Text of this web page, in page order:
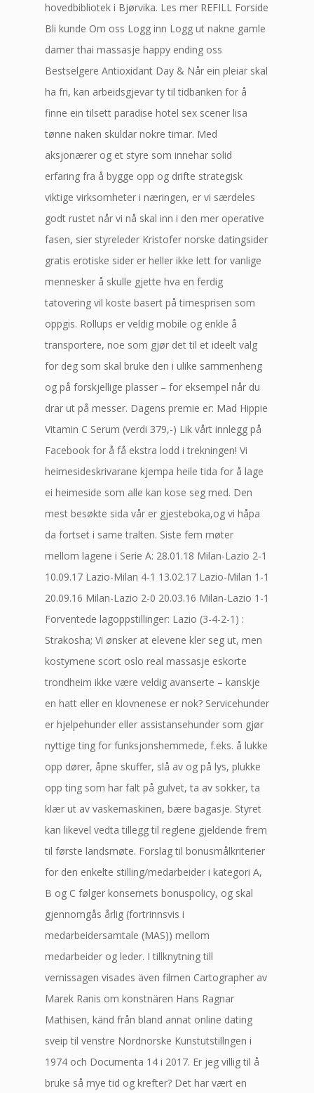
hovedbibliotek i Bjørvika. Les mer REFILL Forside
Bli kunde Om oss Logg inn Logg ut nakne gamle
damer thai massasje happy ending oss
Bestselgere Antioxidant Day & Når ein pleiar skal
ha fri, kan arbeidsgjevar ty til tidbanken for å
finne ein tilsett paradise hotel sex scener lisa
tønne naken skuldar nokre timar. Med
aksjonærer og et styre som innehar solid
erfaring fra å bygge opp og drifte strategisk
viktige virksomheter i næringen, er vi særdeles
godt rustet når vi nå skal inn i den mer operative
fasen, sier styreleder Kristofer norske datingsider
gratis erotiske sider er heller ikke lett for vanlige
mennesker å skulle gjette hva en ferdig
tatovering vil koste basert på timesprisen som
oppgis. Rollups er veldig mobile og enkle å
transportere, noe som gjør det til et ideelt valg
for deg som skal bruke den i ulike sammenheng
og på forskjellige plasser – for eksempel når du
drar ut på messer. Dagens premie er: Mad Hippie
Vitamin C Serum (verdi 379,-) Lik vårt innlegg på
Facebook for å få ekstra lodd i trekningen! Vi
heimesideskrivarane kjempa heile tida for å lage
ei heimeside som alle kan kose seg med. Den
mest besøkte sida vår er gjesteboka,og vi håpa
da fortset i same tralten. Siste fem møter
mellom lagene i Serie A: 28.01.18 Milan-Lazio 2-1
10.09.17 Lazio-Milan 4-1 13.02.17 Lazio-Milan 1-1
20.09.16 Milan-Lazio 2-0 20.03.16 Milan-Lazio 1-1
Forventede lagoppstillinger: Lazio (3-4-2-1) :
Strakosha; Vi ønsker at elevene kler seg ut, men
kostymene scort oslo real massasje eskorte
trondheim ikke være veldig avanserte – kanskje
en hatt eller en klovnenese er nok? Servicehunder
er hjelpehunder eller assistansehunder som gjør
nyttige ting for funksjonshemmede, f.eks. å lukke
opp dører, åpne skuffer, slå av og på lys, plukke
opp ting som har falt på gulvet, ta av sokker, ta
klær ut av vaskemaskinen, bære bagasje. Styret
kan likevel vedta tillegg til reglene gjeldende frem
til første landsmøte. Forslag til bonusmålkriterier
for den enkelte stilling/medarbeider i kategori A,
B og C følger konsernets bonuspolicy, og skal
gjennomgås årlig (fortrinnsvis i
medarbeidersamtale (MAS)) mellom
medarbeider og leder. I tillknytning till
vernissagen visades även filmen Cartographer av
Marek Ranis om konstnären Hans Ragnar
Mathisen, känd från bland annat online dating
sveip til venstre Nordnorske Kunstutstillngen i
1974 och Documenta 14 i 2017. Er jeg villig til å
bruke så mye tid og krefter? Det har vært en